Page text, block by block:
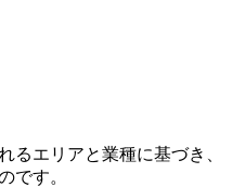
エリアと業種に基づき、
です。